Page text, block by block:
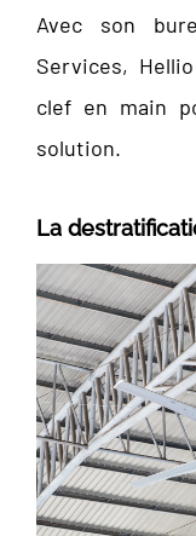
Avec son
Services,
clef en main
solution.
La